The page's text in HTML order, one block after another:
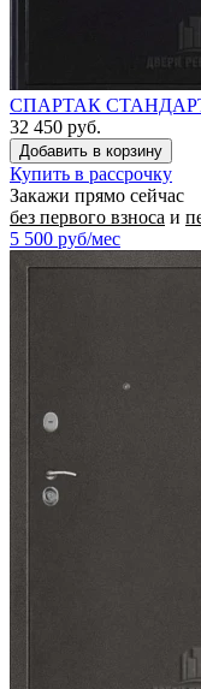
СПАРТАК
32 450 руб.
Купить в рассрочку
Закажи прямо сейчас
без первого взноса и
5 500 руб/мес